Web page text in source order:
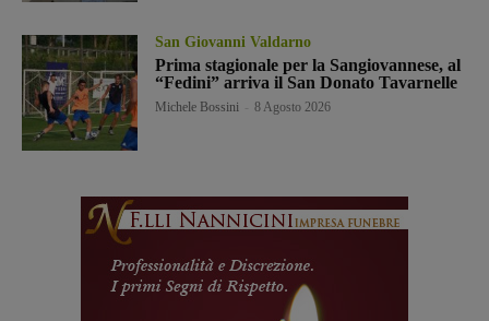
San Giovanni Valdarno
Prima stagionale per la Sangiovannese, al
“Fedini” arriva il San Donato Tavarnelle
Michele Bossini 8 Agosto 2026